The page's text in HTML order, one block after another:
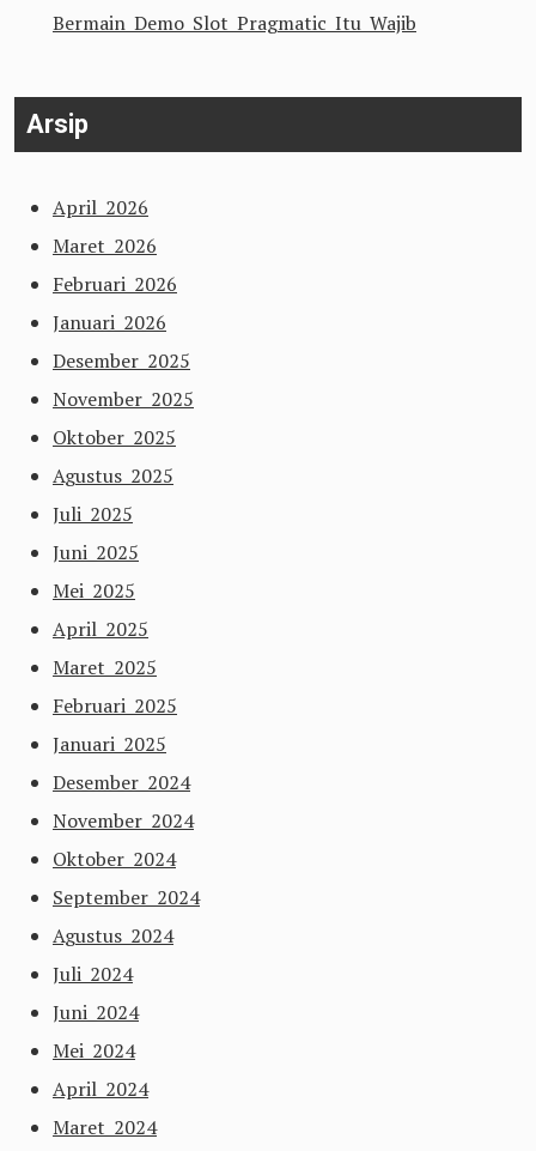
Bermain Demo Slot Pragmatic Itu Wajib
Arsip
April 2026
Maret 2026
Februari 2026
Januari 2026
Desember 2025
November 2025
Oktober 2025
Agustus 2025
Juli 2025
Juni 2025
Mei 2025
April 2025
Maret 2025
Februari 2025
Januari 2025
Desember 2024
November 2024
Oktober 2024
September 2024
Agustus 2024
Juli 2024
Juni 2024
Mei 2024
April 2024
Maret 2024